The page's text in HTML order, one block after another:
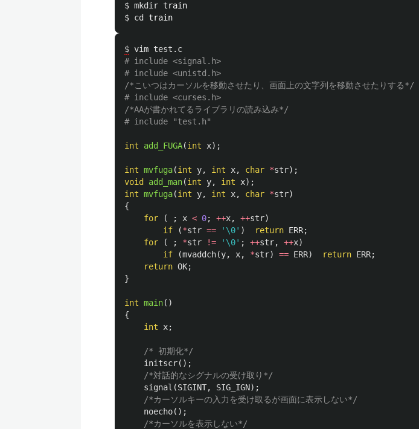
$ mkdir
$ cd
$ vim test . c
# include <signal.h>
/*こいつはカーソルを移動させたり、画面上の文字列を移動させたりする*/
/*AAが書かれてるライブラリの読み込み*/
int add_FUGA(int x);
int mvfuga(int y, int x, char *str);
void
add_man(int y, int x);
int mvfuga(int y, int x, char *str)
{
for
( ; x < 0; ++x, ++str)
if
(*str == '\0' ) return ERR;
for
( ; *str != '\0' ; ++str, ++x)
if
(mvaddch(y, x, *str) == ERR) return ERR;
return OK;
}
int main()
{
int
x;
/* 初期化*/
initscr();
/*対話的なシグナルの受け取り*/
signal (SIGINT, SIG_IGN);
/*カーソルキーの入力を受け取るが画面に表示しない*/
noecho();
/*カーソルを表示しない*/